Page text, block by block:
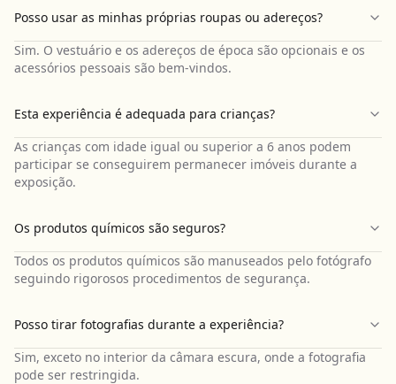
Posso usar as minhas próprias roupas ou adereços?
Sim. O vestuário e os adereços de época são opcionais e os
acessórios pessoais são bem-vindos.
Esta experiência é adequada para crianças?
As crianças com idade igual ou superior a 6 anos podem
participar se conseguirem permanecer imóveis durante a
exposição.
Os produtos químicos são seguros?
Todos os produtos químicos são manuseados pelo fotógrafo
seguindo rigorosos procedimentos de segurança.
Posso tirar fotografias durante a experiência?
Sim, exceto no interior da câmara escura, onde a fotografia
pode ser restringida.